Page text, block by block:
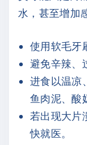
水，甚至增加
使用软毛牙
避免辛辣、
进食以温凉
鱼肉泥、酸
若出现大片
快就医。